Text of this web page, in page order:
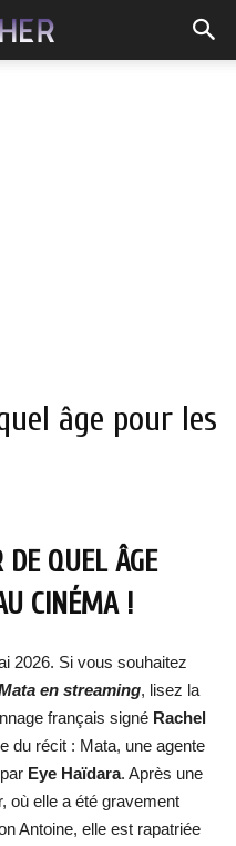
âge pour les
DE QUEL ÂGE
CINÉMA !
2026. Si vous souhaitez
en streaming, lisez la
français signé Rachel
du récit : Mata, une agente
Eye Haïdara. Après une
où elle a été gravement
Antoine, elle est rapatriée